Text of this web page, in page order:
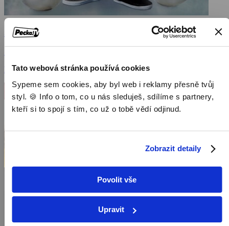
Tato webová stránka používá cookies
Sypeme sem cookies, aby byl web i reklamy přesně tvůj
styl. 🍪 Info o tom, co u nás sleduješ, sdílíme s partnery,
kteří si to spojí s tím, co už o tobě vědí odjinud.
Zobrazit detaily
Povolit vše
Upravit
Jump street 21
Filmy / Komedie / Akční filmy